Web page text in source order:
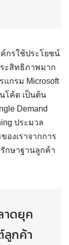
กรใช้ประโยชน์
ระสิทธิภาพมาก
กรม Microsoft
โค้ด เป็นต้น
Demand
ประมวล
องเราจากการ
กษาฐานลูกค้า
าดยุค
ลูกค้า